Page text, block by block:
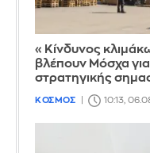
«Κίνδυνος
βλέπουν Μόσχα
στρατηγικής
ΚΟΣΜΟΣ 10:13,